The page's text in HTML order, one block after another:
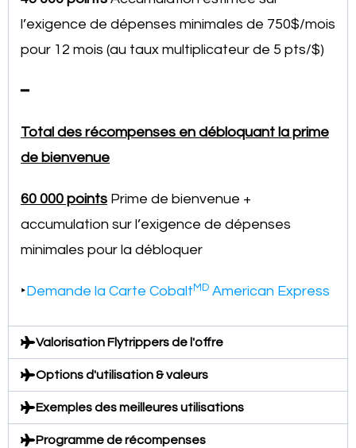
l’exigence de dépenses minimales de 750$/mois
pour 12 mois (au taux multiplicateur de 5 pts/$)
━
Total des récompenses en débloquant la prime
de bienvenue
60 000 points Prime de bienvenue +
accumulation sur l’exigence de dépenses
minimales pour la débloquer
‣ Demande la Carte CobaltMD American Express
Valorisation Flytrippers de l'offre
Options d'utilisation & valeurs
Exemples des meilleures utilisations
Programme de récompenses